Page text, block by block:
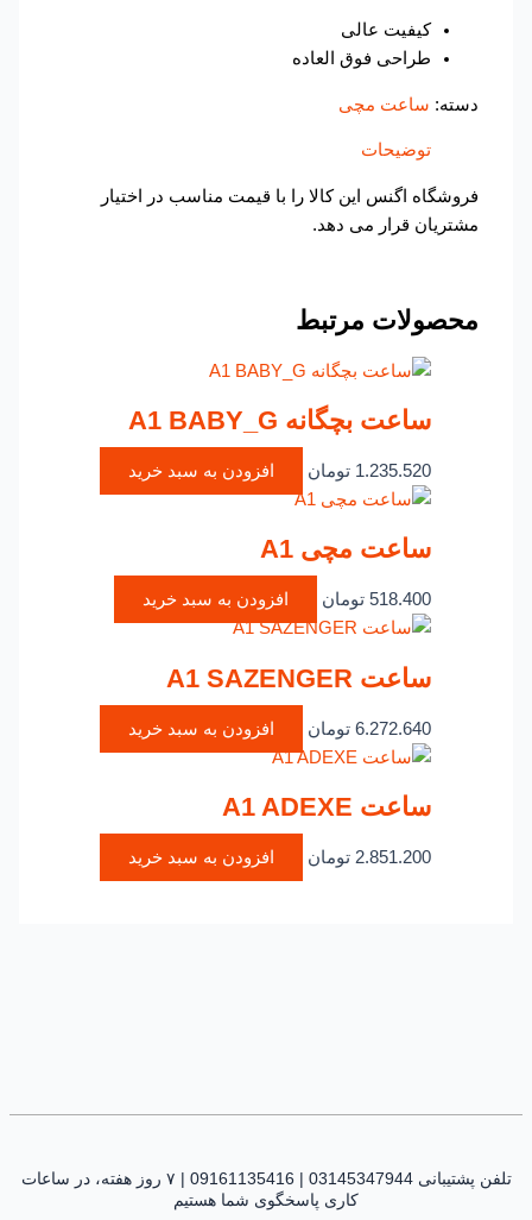
کیفیت عالی
طراحی فوق العاده
ساعت مچی
توضیحات
فروشگاه اگنس این کالا را با قیمت مناسب در اختیار
مشتریان قرار می دهد.
محصولات مرتبط
ساعت بچگانه A1 BABY_G
1.235.520 تومان افزودن به سبد خرید
ساعت مچی A1
518.400 تومان افزودن به سبد خرید
ساعت A1 SAZENGER
6.272.640 تومان افزودن به سبد خرید
ساعت A1 ADEXE
2.851.200 تومان افزودن به سبد خرید
تلفن پشتیبانی 03145347944 | 09161135416 | ۷ روز هفته، در ساعات
کاری پاسخگوی شما هستیم